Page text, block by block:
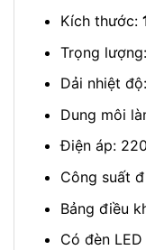
Kích thước:
Trọng lượng:
Dải nhiệt độ:
Dung môi
Điện áp:
Công suất
Bảng điều
Có đèn